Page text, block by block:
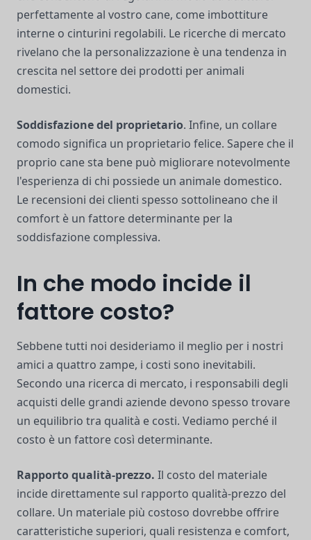
perfettamente al vostro cane, come imbottiture
interne o cinturini regolabili. Le ricerche di mercato
rivelano che la personalizzazione è una tendenza in
crescita nel settore dei prodotti per animali
domestici.
Soddisfazione del proprietario. Infine, un collare
comodo significa un proprietario felice. Sapere che il
proprio cane sta bene può migliorare notevolmente
l'esperienza di chi possiede un animale domestico.
Le recensioni dei clienti spesso sottolineano che il
comfort è un fattore determinante per la
soddisfazione complessiva.
In che modo incide il
fattore costo?
Sebbene tutti noi desideriamo il meglio per i nostri
amici a quattro zampe, i costi sono inevitabili.
Secondo una ricerca di mercato, i responsabili degli
acquisti delle grandi aziende devono spesso trovare
un equilibrio tra qualità e costi. Vediamo perché il
costo è un fattore così determinante.
Rapporto qualità-prezzo. Il costo del materiale
incide direttamente sul rapporto qualità-prezzo del
collare. Un materiale più costoso dovrebbe offrire
caratteristiche superiori, quali resistenza e comfort,